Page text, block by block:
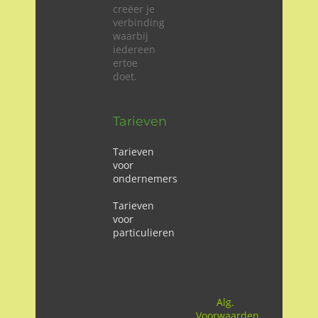
creëer je
verbinding
waarbij
iedereen
ertoe
doet.
Tarieven
Tarieven
voor
ondernemers
Tarieven
voor
particulieren
Alg.